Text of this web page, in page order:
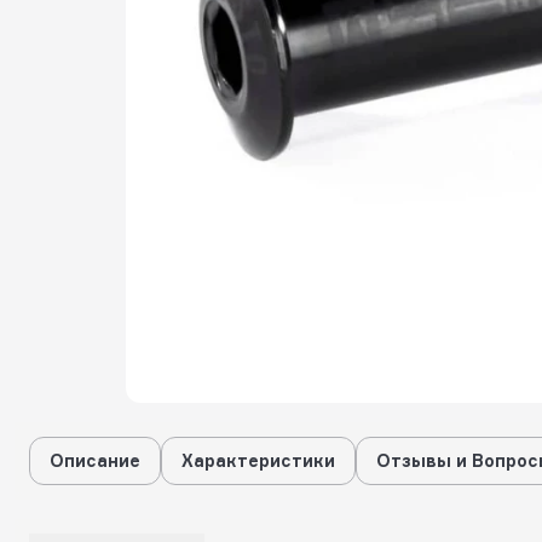
Описание Характеристики Отзывы и